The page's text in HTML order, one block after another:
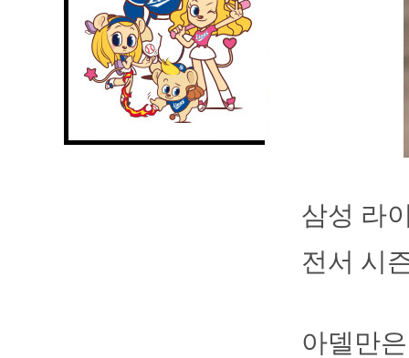
삼성 라
전서 시
아델만